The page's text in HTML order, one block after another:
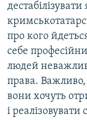
про кого
себе
людей
права.
вони хочуть
і реалізовувати